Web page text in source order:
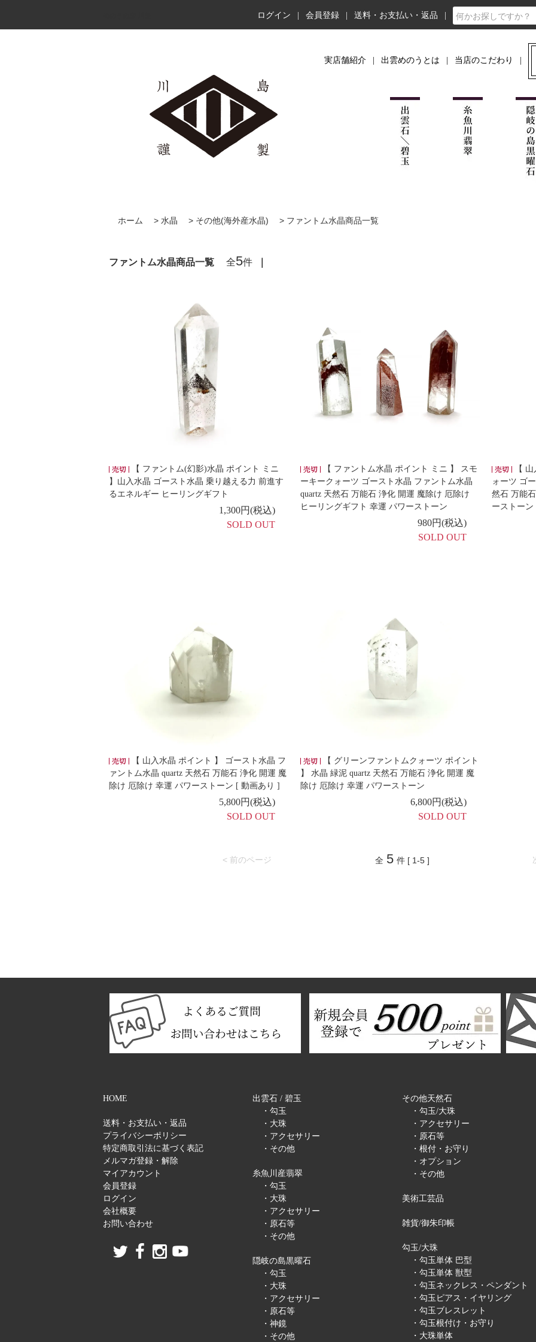
ログイン 会員登録 送料・お支払い・返品
実店舗紹介 出雲めのうとは 当店のこだわり
ホーム > 水晶 > その他(海外産水晶) > ファントム水晶商品一覧
ファントム水晶商品一覧 全5件
【 ファントム(幻影)水晶 ポイント ミニ
】山入水晶 ゴースト水晶 乗り越える力 前進す
るエネルギー ヒーリングギフト
1,300円(税込)
SOLD OUT
【 ファントム水晶 ポイント ミニ 】 スモ
ーキークォーツ ゴースト水晶 ファントム水晶
quartz 天然石 万能石 浄化 開運 魔除け 厄除け
ヒーリングギフト 幸運 パワーストーン
980円(税込)
SOLD OUT
【
ォーツ ゴ
然石 万能
ーストーン
【 山入水晶 ポイント 】 ゴースト水晶 フ
ァントム水晶 quartz 天然石 万能石 浄化 開運 魔
除け 厄除け 幸運 パワーストーン [ 動画あり ]
5,800円(税込)
SOLD OUT
【 グリーンファントムクォーツ ポイント
】 水晶 緑泥 quartz 天然石 万能石 浄化 開運 魔
除け 厄除け 幸運 パワーストーン
6,800円(税込)
SOLD OUT
< 前のページ 全 5 件 [ 1-5 ]
HOME
送料・お支払い・返品
プライバシーポリシー
特定商取引法に基づく表記
メルマガ登録・解除
マイアカウント
会員登録
ログイン
会社概要
お問い合わせ
出雲石 / 碧玉
・勾玉
・大珠
・アクセサリー
・その他
糸魚川産翡翠
・勾玉
・大珠
・アクセサリー
・原石等
・その他
隠岐の島黒曜石
・勾玉
・大珠
・アクセサリー
・原石等
・神鏡
・その他
その他天然石
・勾玉/大珠
・アクセサリー
・原石等
・根付・お守り
・オプション
・その他
美術工芸品
雑貨/御朱印帳
勾玉/大珠
・勾玉単体 巴型
・勾玉単体 獣型
・勾玉ネックレス・ペンダント
・勾玉ピアス・イヤリング
・勾玉ブレスレット
・勾玉根付け・お守り
・大珠単体